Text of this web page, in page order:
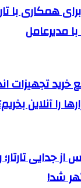
همکاری با
مدیرعامل
خرید تجهیزات
را آنلاین
جدایی
شد!